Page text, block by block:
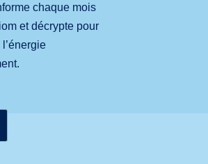
chaque mois
et décrypte pour